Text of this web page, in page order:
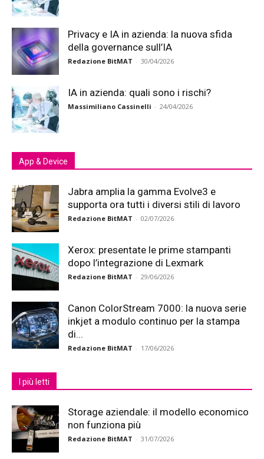
Privacy e IA in azienda: la nuova sfida
della governance sull’IA
Redazione BitMAT - 30/04/2026
IA in azienda: quali sono i rischi?
Massimiliano Cassinelli - 24/04/2026
App & Device
Jabra amplia la gamma Evolve3 e
supporta ora tutti i diversi stili di lavoro
Redazione BitMAT - 02/07/2026
Xerox: presentate le prime stampanti
dopo l’integrazione di Lexmark
Redazione BitMAT - 29/06/2026
Canon ColorStream 7000: la nuova serie
inkjet a modulo continuo per la stampa
di...
Redazione BitMAT - 17/06/2026
I più letti
Storage aziendale: il modello economico
non funziona più
Redazione BitMAT - 31/07/2026